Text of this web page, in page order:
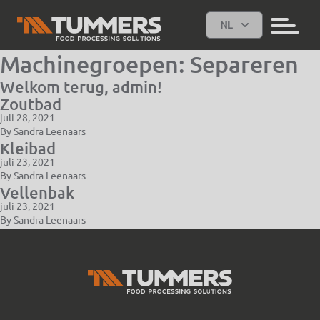
NL
Machinegroepen: Separeren
Welkom terug, admin!
Zoutbad
juli 28, 2021
BySandra Leenaars
Kleibad
juli 23, 2021
BySandra Leenaars
Vellenbak
juli 23, 2021
BySandra Leenaars